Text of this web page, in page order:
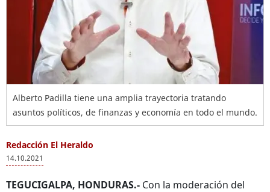
Alberto Padilla tiene una amplia trayectoria tratando
asuntos políticos, de finanzas y economía en todo el mundo.
Redacción El Heraldo
14.10.2021
TEGUCIGALPA, HONDURAS.- Con la moderación del